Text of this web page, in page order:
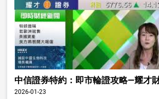
中信證券特約：即市輪證攻略—耀才
2026-01-23